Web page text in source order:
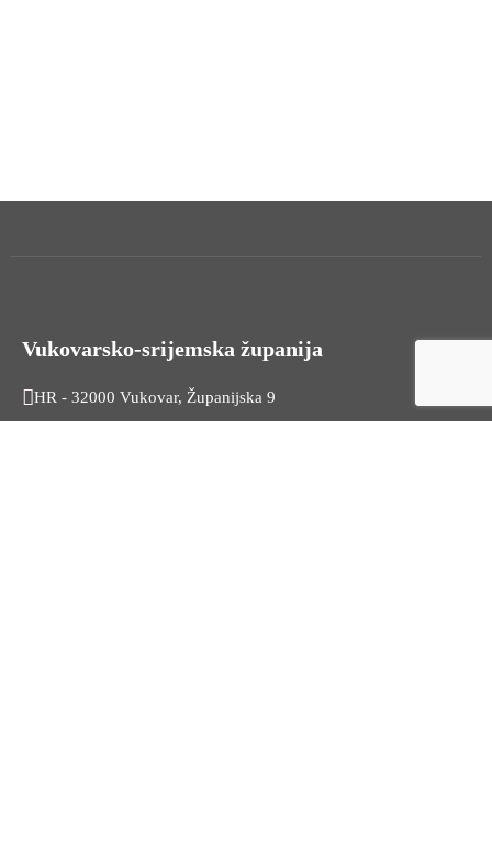
Vukovarsko-srijemska županija
HR - 32000 Vukovar, Županijska 9